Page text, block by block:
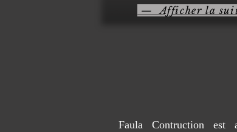
— Afficher la
Faula Contruction est